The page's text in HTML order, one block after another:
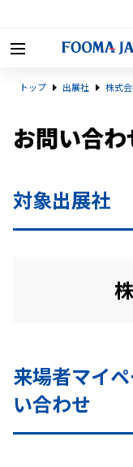
級の食品製造総合展〜 |
日本語
トップ 出展社 株式
お問い合わ
対象出展社
来場者マイ
い合わせ